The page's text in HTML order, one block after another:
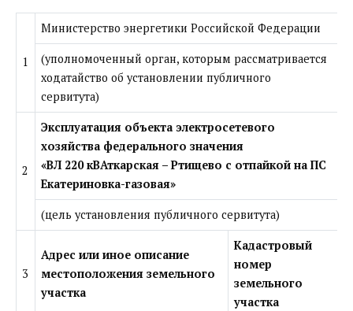
1
Министерство энергетики Российской Федерации
(уполномоченный орган, которым рассматривается
ходатайство об установлении публичного
сервитута)
2
Эксплуатация объекта электросетевого
хозяйства федерального значения
«ВЛ 220 кВАткарская – Ртищево с отпайкой на ПС
Екатериновка-газовая»
(цель установления публичного сервитута)
3
Адрес или иное описание
местоположения земельного
участка
Кадастровый
номер
земельного
участка